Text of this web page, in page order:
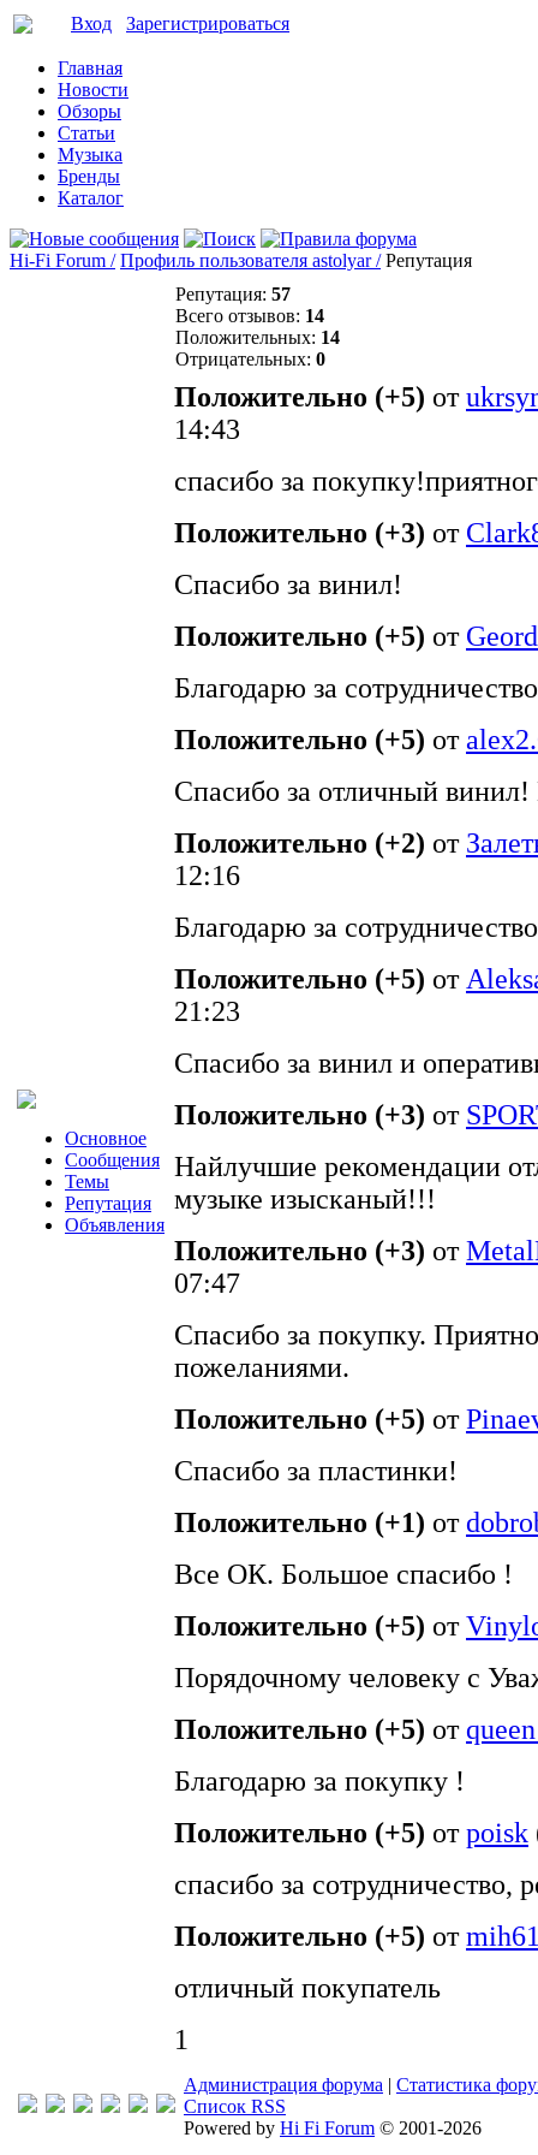
Вход Зарегистрироваться
Главная
Новости
Обзоры
Статьи
Музыка
Бренды
Каталог
Hi-Fi Forum / Профиль пользователя astolyar / Репутация
Основное
Сообщения
Темы
Репутация
Объявления
Репутация: 57
Всего отзывов: 14
Положительных: 14
Отрицательных: 0
Положительно (+5) от
14:43
спасибо за
Положительно (+3) от
Спасибо за винил!
Положительно (+5) от
Благодарю за
Положительно (+5) от
Спасибо за отличный
Положительно (+2) от
12:16
Благодарю за
Положительно (+5) от
21:23
Спасибо за винил и
Положительно (+3) от
Найлучшие рекомендации
музыке изысканый!!!
Положительно (+3) от
07:47
Спасибо за покупку.
пожеланиями.
Положительно (+5) от
Спасибо за пластинки!
Положительно (+1) от
Все ОК. Большое спасибо !
Положительно (+5) от
Порядочному человеку с
Положительно (+5) от
Благодарю за покупку !
Положительно (+5) отpoisk
спасибо за сотрудничество,
Положительно (+5) от
отличный покупатель
1
Администрация форума | Статистика
Список RSS
Powered by Hi Fi Forum © 2001-2026